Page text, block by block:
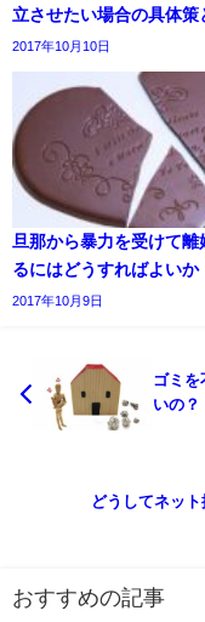
立させたい場合の具体策
2017年10月10日
旦那から暴力を受けて離
るにはどうすればよいか
2017年10月9日
ゴミを
いの？
どうしてネッ
おすすめの記事